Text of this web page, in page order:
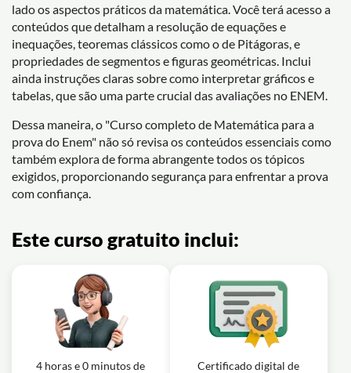
lado os aspectos práticos da matemática. Você terá acesso a
conteúdos que detalham a resolução de equações e
inequações, teoremas clássicos como o de Pitágoras, e
propriedades de segmentos e figuras geométricas. Inclui
ainda instruções claras sobre como interpretar gráficos e
tabelas, que são uma parte crucial das avaliações no ENEM.
Dessa maneira, o "Curso completo de Matemática para a
prova do Enem" não só revisa os conteúdos essenciais como
também explora de forma abrangente todos os tópicos
exigidos, proporcionando segurança para enfrentar a prova
com confiança.
Este curso gratuito inclui:
4 horas e 0 minutos de
Certificado digital de